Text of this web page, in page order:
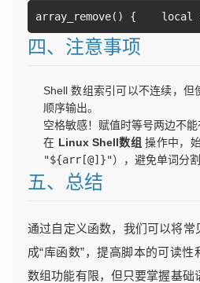
array_remove() {    local
四、注意事项
Shell 数组索引可以不连续，但
顺序输出。
空格敏感！赋值时等号两边不能
在 Linux Shell数组 操作中，
"${arr[@]}"），避免单词分割
五、总结
通过自定义函数，我们可以将常
成“库函数”，提高脚本的可读
数组功能有限，但只要掌握基础